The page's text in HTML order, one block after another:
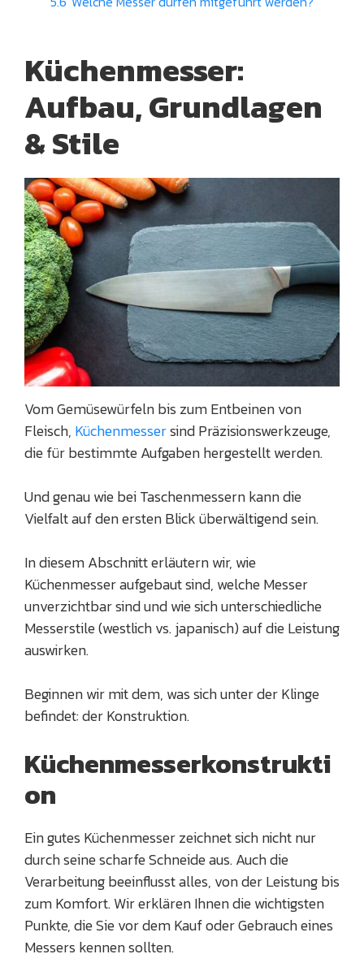
Küchenmesser:
Aufbau, Grundlagen
& Stile
Vom Gemüsewürfeln bis zum Entbeinen von
Fleisch, Küchenmessersind Präzisionswerkzeuge,
die für bestimmte Aufgaben hergestellt werden.
Und genau wie bei Taschenmessern kann die
Vielfalt auf den ersten Blick überwältigend sein.
In diesem Abschnitt erläutern wir, wie
Küchenmesser aufgebaut sind, welche Messer
unverzichtbar sind und wie sich unterschiedliche
Messerstile (westlich vs. japanisch) auf die Leistung
auswirken.
Beginnen wir mit dem, was sich unter der Klinge
befindet: der Konstruktion.
Küchenmesserkonstrukti
on
Ein gutes Küchenmesser zeichnet sich nicht nur
durch seine scharfe Schneide aus. Auch die
Verarbeitung beeinflusst alles, von der Leistung bis
zum Komfort. Wir erklären Ihnen die wichtigsten
Punkte, die Sie vor dem Kauf oder Gebrauch eines
Messers kennen sollten.